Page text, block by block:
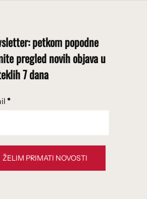
petkom popodne
pregled novih objava u
7 dana
*